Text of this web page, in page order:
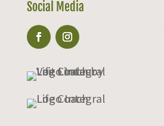
Social Media